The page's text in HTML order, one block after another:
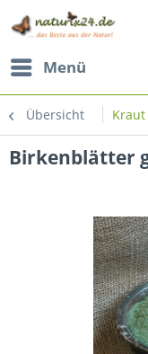
Menü
Übersicht
Birkenblätter